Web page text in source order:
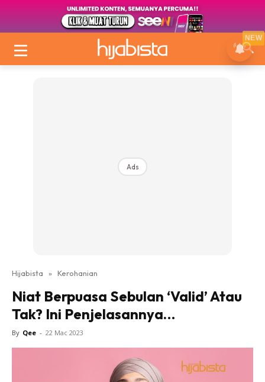
Ads
Hijabista » Kerohanian
Niat Berpuasa Sebulan ‘Valid’ Atau
Tak? Ini Penjelasannya…
By Qee - 22 Mac 2023
NEW